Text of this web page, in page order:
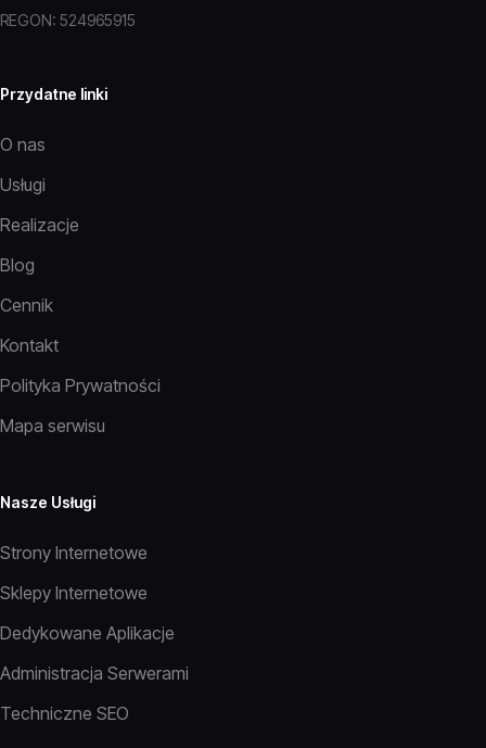
REGON: 524965915
Przydatne linki
O nas
Usługi
Realizacje
Blog
Cennik
Kontakt
Polityka Prywatności
Mapa serwisu
Nasze Usługi
Strony Internetowe
Sklepy Internetowe
Dedykowane Aplikacje
Administracja Serwerami
Techniczne SEO